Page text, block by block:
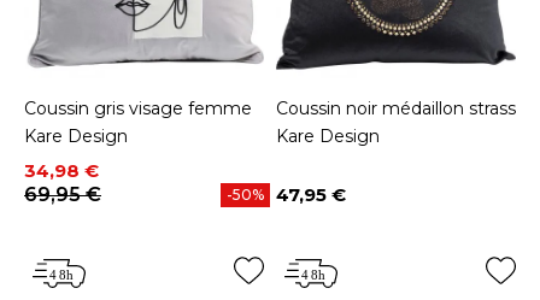
Coussin gris visage femme
Kare Design
Prix
34,98 €
Prix de base
69,95 €
-50%
Coussin noir médaillon strass
Kare Design
Prix
47,95 €